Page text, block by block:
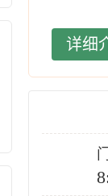
详细